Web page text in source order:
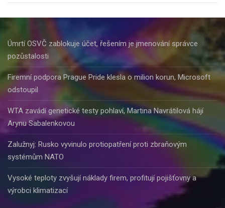
Úmrtí OSVČ zablokuje účet, řešením je jmenování správce
pozůstalosti
Firemní podpora Prague Pride klesla o milion korun, Microsoft
odstoupil
WTA zavádí genetické testy pohlaví, Martina Navrátilová hájí
Arynu Sabalenkovou
Zalužnyj: Rusko vyvinulo protiopatření proti zbraňovým
systémům NATO
Vysoké teploty zvyšují náklady firem, profitují pojišťovny a
výrobci klimatizací